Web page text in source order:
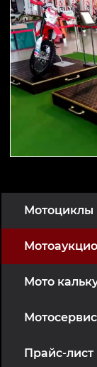
Мотоциклы
Мото
Мотосервис
Прайс-лист